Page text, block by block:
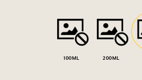
100ML 200ML